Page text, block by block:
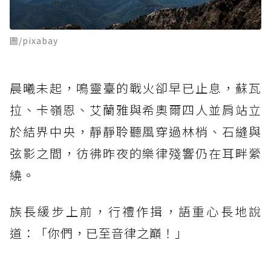
圖/pixabay
晨曦未起，鳴靈臺的戰火卻早已止息，蘇瓦
拉、卡嶺恩、艾蘭雅與希奧爾四人並肩站立
於結界中央，靜靜聆聽風穿過林梢、石縫與
弦影之間，彷彿昨夜的樂律殘響仍在耳畔縈
繞。
族長緩步上前，行禮作揖，語重心長地說
道：「你們，已至音律之巔！」